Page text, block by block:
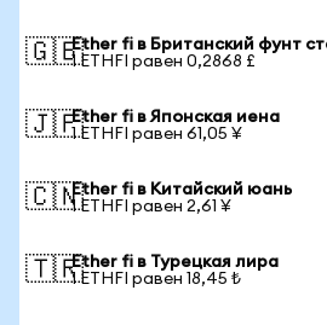
🇬🇧Ether fi в Британский фунт
1 ETHFI равен 0,2868 £
🇯🇵Ether fi в Японская иена
1 ETHFI равен 61,05 ¥
🇨🇳Ether fi в Китайский юань
1 ETHFI равен 2,61 ¥
🇹🇷Ether fi в Турецкая лира
1 ETHFI равен 18,45 ₺